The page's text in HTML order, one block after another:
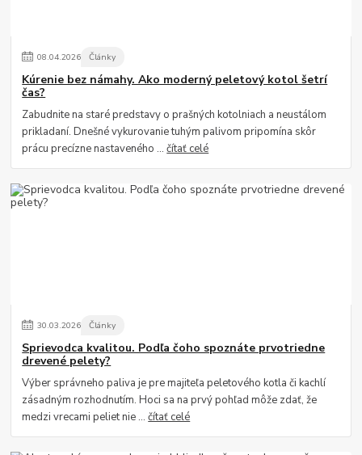
08.04.2026 Články
Kúrenie bez námahy. Ako moderný peletový kotol šetrí
čas?
Zabudnite na staré predstavy o prašných kotolniach a neustálom
prikladaní. Dnešné vykurovanie tuhým palivom pripomína skôr
prácu precízne nastaveného ...čítať celé
30.03.2026 Články
Sprievodca kvalitou. Podľa čoho spoznáte prvotriedne
drevené pelety?
Výber správneho paliva je pre majiteľa peletového kotla či kachlí
zásadným rozhodnutím. Hoci sa na prvý pohľad môže zdať, že
medzi vrecami peliet nie ...čítať celé